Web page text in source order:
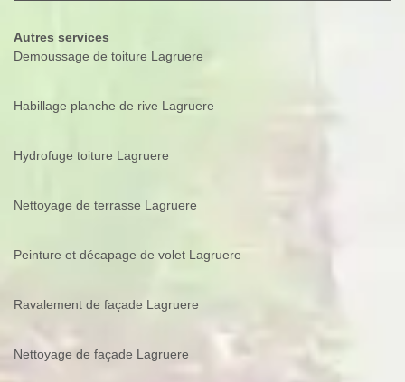
Autres services
Demoussage de toiture Lagruere
Habillage planche de rive Lagruere
Hydrofuge toiture Lagruere
Nettoyage de terrasse Lagruere
Peinture et décapage de volet Lagruere
Ravalement de façade Lagruere
Nettoyage de façade Lagruere